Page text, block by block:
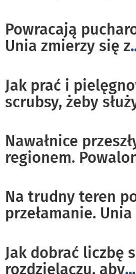
Powracają
Unia zmierzy się z
Jak prać i
scrubsy, żeby
Nawałnice
regionem.
Na trudny teren
przełamanie. Unia
Jak dobrać liczbę
rozdzielaczu, aby...